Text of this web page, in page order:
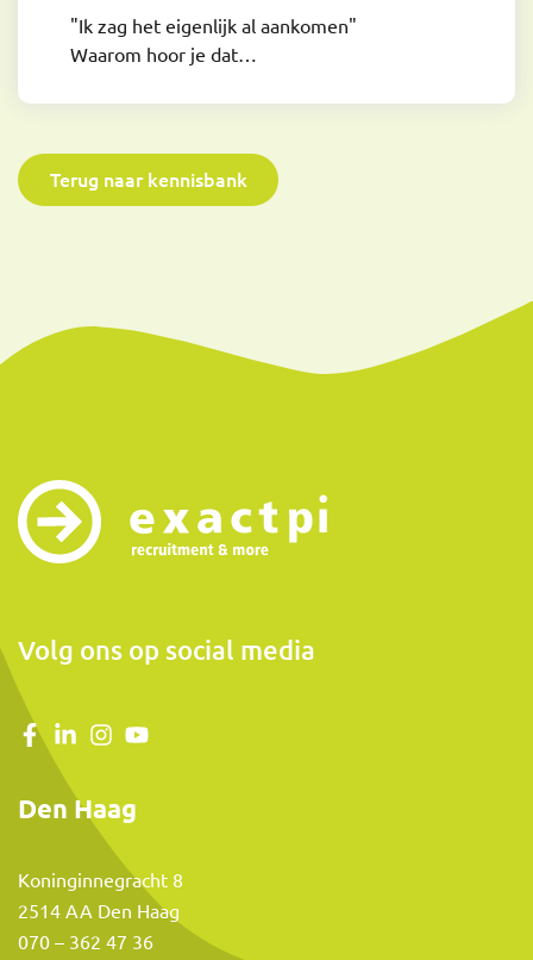
"Ik zag het eigenlijk al aankomen"
Waarom hoor je dat…
Terug naar kennisbank
Volg ons op social media
Den Haag
Koninginnegracht 8
2514 AA Den Haag
070 – 362 47 36